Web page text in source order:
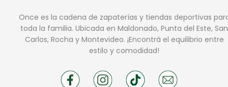
Once es la cadena de zapaterías y tiendas deportivas
toda la familia. Ubicada en Maldonado, Punta del Este, San
Carlos, Rocha y Montevideo. ¡Encontrá el equilibrio entre
estilo y comodidad!